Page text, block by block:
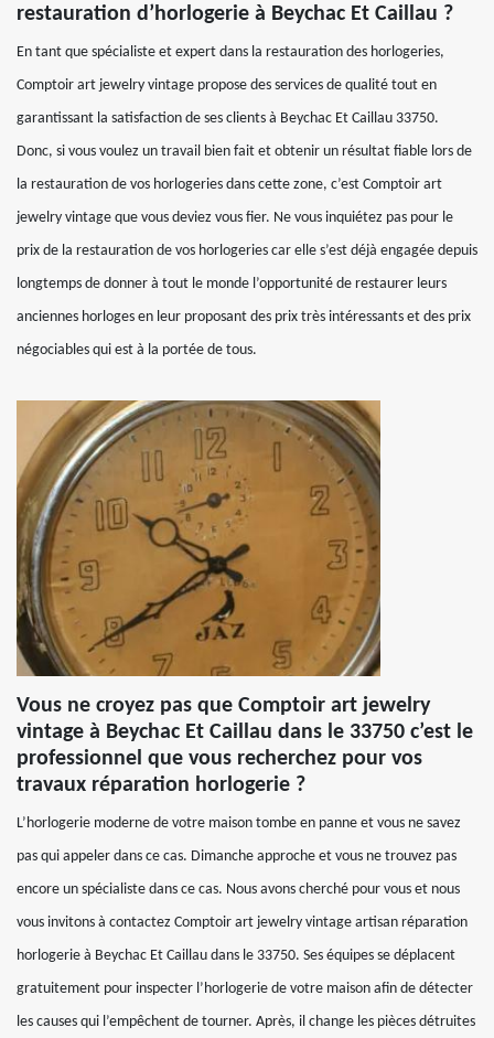
restauration d’horlogerie à Beychac Et Caillau ?
En tant que spécialiste et expert dans la restauration des horlogeries,
Comptoir art jewelry vintage propose des services de qualité tout en
garantissant la satisfaction de ses clients à Beychac Et Caillau 33750.
Donc, si vous voulez un travail bien fait et obtenir un résultat fiable lors de
la restauration de vos horlogeries dans cette zone, c’est Comptoir art
jewelry vintage que vous deviez vous fier. Ne vous inquiétez pas pour le
prix de la restauration de vos horlogeries car elle s’est déjà engagée depuis
longtemps de donner à tout le monde l’opportunité de restaurer leurs
anciennes horloges en leur proposant des prix très intéressants et des prix
négociables qui est à la portée de tous.
Vous ne croyez pas que Comptoir art jewelry
vintage à Beychac Et Caillau dans le 33750 c’est le
professionnel que vous recherchez pour vos
travaux réparation horlogerie ?
L’horlogerie moderne de votre maison tombe en panne et vous ne savez
pas qui appeler dans ce cas. Dimanche approche et vous ne trouvez pas
encore un spécialiste dans ce cas. Nous avons cherché pour vous et nous
vous invitons à contactez Comptoir art jewelry vintage artisan réparation
horlogerie à Beychac Et Caillau dans le 33750. Ses équipes se déplacent
gratuitement pour inspecter l’horlogerie de votre maison afin de détecter
les causes qui l’empêchent de tourner. Après, il change les pièces détruites